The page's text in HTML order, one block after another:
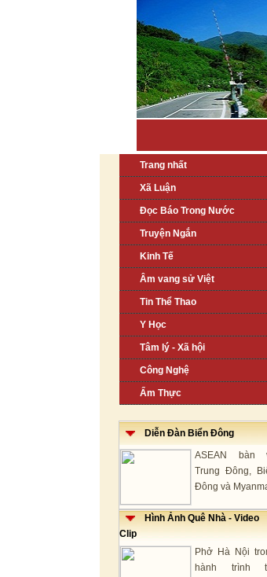
Trang nhất
Xã Luận
Đọc Báo Trong Nước
Truyện Ngắn
Kinh Tế
Âm vang sử Việt
Tin Thể Thao
Y Học
Tâm lý - Xã hội
Công Nghệ
Ẩm Thực
Diễn Đàn Biển Đông
ASEAN bàn
Trung Đông,
Đông và
Hình Ảnh Quê Nhà - Video
Clip
Phở Hà Nội
hành trình